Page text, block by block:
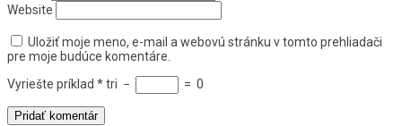
Website
Uložiť moje meno, e-mail a webovú stránku v tomto prehliadači
pre moje budúce komentáre.
Vyriešte príklad *tri − = 0